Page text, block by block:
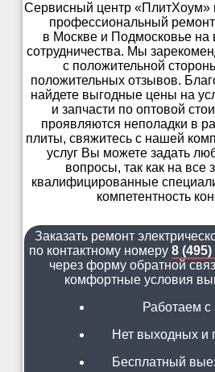
Сервисный центр «ПлитХоум»
профессиональный
в Москве и Подмосковье на
сотрудничества. Мы
с положительной
положительных отзывов.
найдете выгодные цены на
и запчасти по оптовой
проявляются неполадки в
плиты, свяжитесь с нашей
услуг Вы можете задать
вопросы, так как на все
квалифицированные
компетентность
Заказать ремонт
по контактному номеру 8 (495)
через форму обратной
комфортные условия
Работаем с
Нет выходных и
Бесплатный